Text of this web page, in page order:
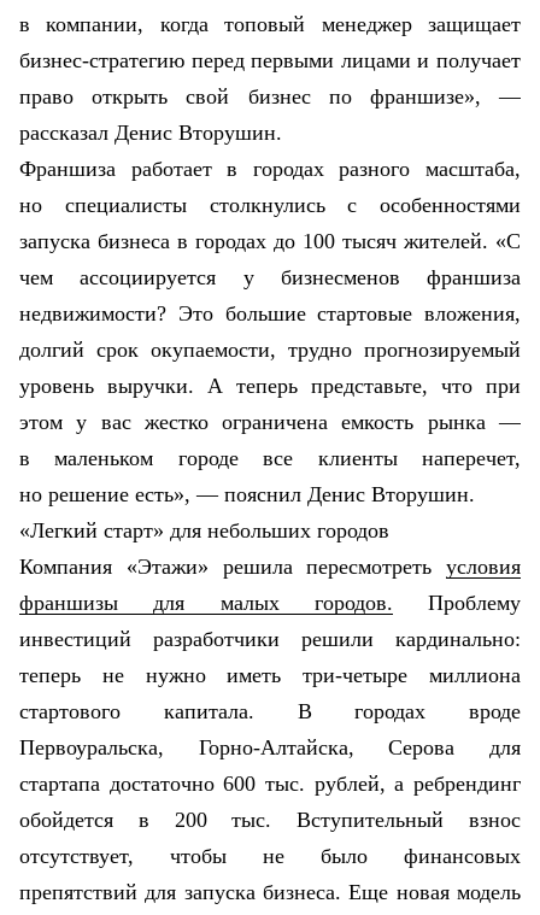
в компании, когда топовый менеджер защищает
бизнес-стратегию перед первыми лицами и получает
право открыть свой бизнес по франшизе», —
рассказал Денис Вторушин.
Франшиза работает в городах разного масштаба,
но специалисты столкнулись с особенностями
запуска бизнеса в городах до 100 тысяч жителей. «С
чем ассоциируется у бизнесменов франшиза
недвижимости? Это большие стартовые вложения,
долгий срок окупаемости, трудно прогнозируемый
уровень выручки. А теперь представьте, что при
этом у вас жестко ограничена емкость рынка —
в маленьком городе все клиенты наперечет,
но решение есть», — пояснил Денис Вторушин.
«Легкий старт» для небольших городов
Компания «Этажи» решила пересмотреть условия
франшизы для малых городов. Проблему
инвестиций разработчики решили кардинально:
теперь не нужно иметь три-четыре миллиона
стартового капитала. В городах вроде
Первоуральска, Горно-Алтайска, Серова для
стартапа достаточно 600 тыс. рублей, а ребрендинг
обойдется в 200 тыс. Вступительный взнос
отсутствует, чтобы не было финансовых
препятствий для запуска бизнеса. Еще новая модель